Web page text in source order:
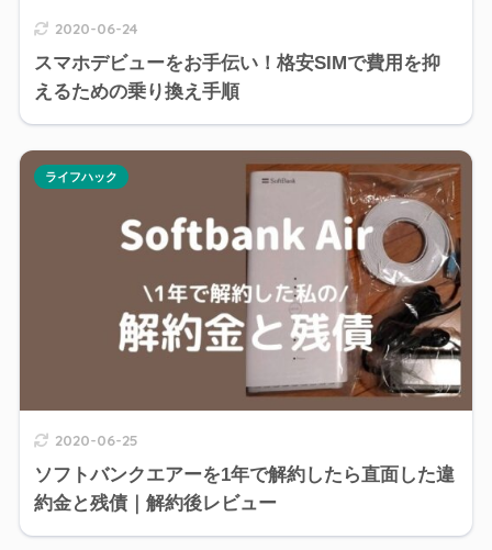
2020-06-24
スマホデビューをお手伝い！格安SIMで費用を抑
えるための乗り換え手順
2020-06-25
ソフトバンクエアーを1年で解約したら直面した違
約金と残債｜解約後レビュー
ライフハック